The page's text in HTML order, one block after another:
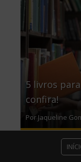
5 livros
confira!
Por Jaqueline